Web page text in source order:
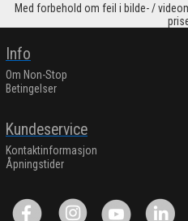
Med forbehold om feil i bilde- /
Info
Om Non-Stop
Betingelser
Kundeservice
Kontaktinformasjon
Åpningstider